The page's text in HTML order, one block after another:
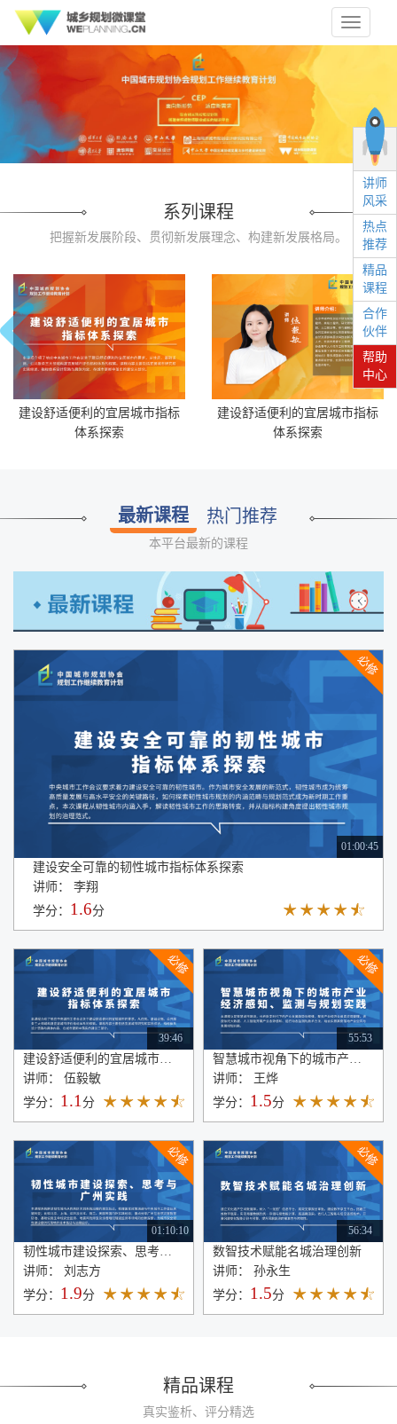
Toggle
系列课程
把握新发展阶段、贯彻新发展理念、构建新发展格局。
建设舒适便利的宜居城市指标
体系探索
建设舒适便利的宜居城市指标
体系探索
最新课程 热门推荐
本平台最新的课程
01:00:45
建设安全可靠的韧性城市指标体系探索
讲师： 李翔
学分： 1.6分
39:46
建设舒适便利的宜居城市指标体系探索
讲师： 伍毅敏
学分： 1.1分
55:53
智慧城市视角下的城市产业经济感知、监测与规划实践
讲师： 王烨
学分： 1.5分
01:10:10
讲师： 刘志方
学分： 1.9分
56:34
数智技术赋能名城治理创新
讲师： 孙永生
学分： 1.5分
精品课程
真实鉴析、评分精选
讲师
风采
热点
推荐
精品
课程
合作
伙伴
帮助
中心